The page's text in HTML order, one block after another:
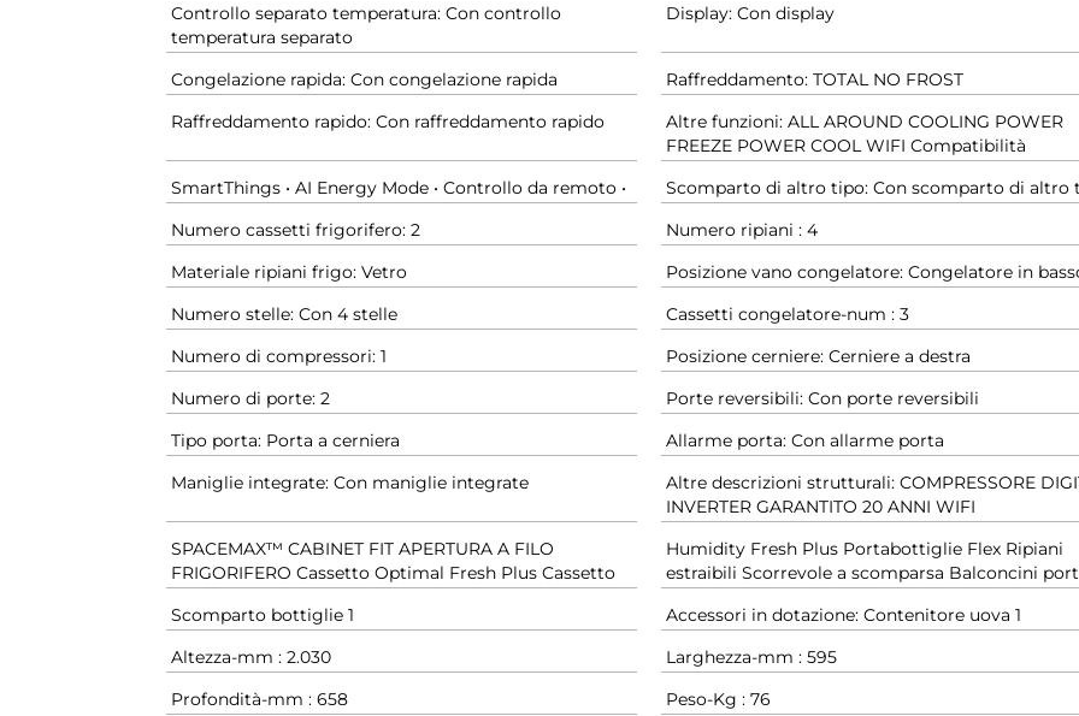
Controllo separato temperatura: Con controllo
temperatura separato
Display: Con display
Congelazione rapida: Con congelazione rapida
Raffreddamento: TOTAL NO FROST
Raffreddamento rapido: Con raffreddamento rapido
Altre funzioni: ALL AROUND COOLING POWER
FREEZE POWER COOL WIFI Compatibilità
SmartThings • AI Energy Mode • Controllo da remoto •
Scomparto di altro tipo: Con scomparto di altro
Numero cassetti frigorifero: 2
Numero ripiani : 4
Materiale ripiani frigo: Vetro
Posizione vano congelatore: Congelatore in
Numero stelle: Con 4 stelle
Cassetti congelatore-num : 3
Numero di compressori: 1
Posizione cerniere: Cerniere a destra
Numero di porte: 2
Porte reversibili: Con porte reversibili
Tipo porta: Porta a cerniera
Allarme porta: Con allarme porta
Maniglie integrate: Con maniglie integrate
Altre descrizioni strutturali: COMPRESSORE
INVERTER GARANTITO 20 ANNI WIFI
SPACEMAX™ CABINET FIT APERTURA A FILO
FRIGORIFERO Cassetto Optimal Fresh Plus Cassetto
Humidity Fresh Plus Portabottiglie Flex Ripiani
estraibili Scorrevole a scomparsa Balconcini
Scomparto bottiglie 1
Accessori in dotazione: Contenitore uova 1
Altezza-mm : 2.030
Larghezza-mm : 595
Profondità-mm : 658
Peso-Kg : 76